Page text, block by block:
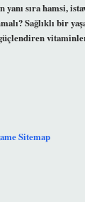
sıra hamsi,
Sağlıklı bir
Sitemap